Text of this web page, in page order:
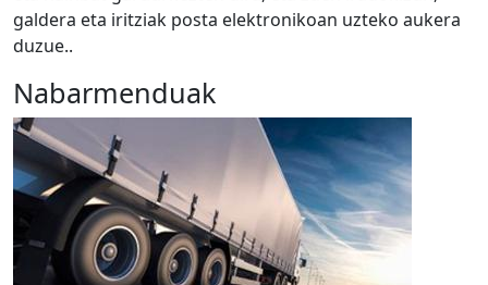
galdera eta iritziak posta elektronikoan uzteko aukera
duzue..
Nabarmenduak